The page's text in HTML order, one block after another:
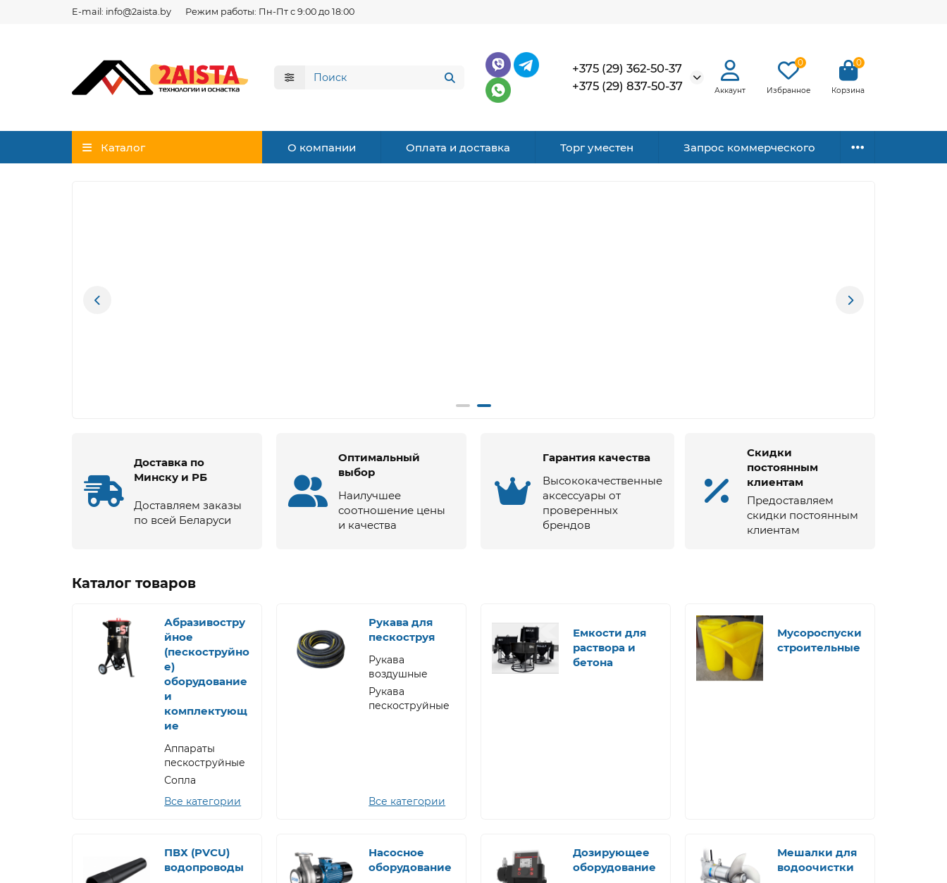
E-mail: info@2aista.by Режим работы: Пн-Пт с 9:00 до 18:00
+375 (29) 362-50-37
+375 (29) 837-50-37
Аккаунт
0
Избранное
0
Корзина
Каталог О компании Оплата и доставка Торг уместен Запрос коммерческого
Доставка по
Минску и РБ
Доставляем заказы
по всей Беларуси
Оптимальный
выбор
Наилучшее
соотношение цены
и качества
Гарантия качества
Высококачественные
аксессуары от
проверенных
брендов
Скидки
постоянным
клиентам
Предоставляем
скидки постоянным
клиентам
Каталог товаров
Абразивостру
йное
(пескоструйно
е)
оборудование
и
комплектующ
ие
Аппараты
пескоструйные
Сопла
Все категории
Рукава для
пескоструя
Рукава
воздушные
Рукава
пескоструйные
Все категории
Емкости для
раствора и
бетона
Мусороспуски
строительные
ПВХ (PVCU)
водопроводы
Насосное
оборудование
Дозирующее
оборудование
Мешалки для
водоочистки